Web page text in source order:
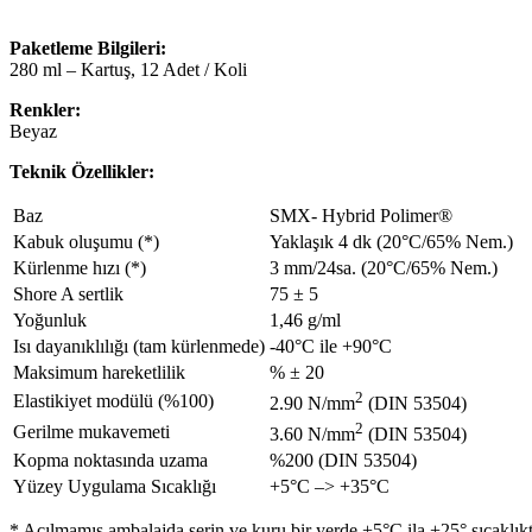
Paketleme Bilgileri:
280 ml – Kartuş, 12 Adet / Koli
Renkler:
Beyaz
Teknik Özellikler:
Baz
SMX- Hybrid Polimer®
Kabuk oluşumu (*)
Yaklaşık 4 dk (20°C/65% Nem.)
Kürlenme hızı (*)
3 mm/24sa. (20°C/65% Nem.)
Shore A sertlik
75 ± 5
Yoğunluk
1,46 g/ml
Isı dayanıklılığı (tam kürlenmede) -40°C ile +90°C
Maksimum hareketlilik
% ± 20
Elastikiyet modülü (%100)
2.90 N/mm2 (DIN 53504)
Gerilme mukavemeti
3.60 N/mm2 (DIN 53504)
Kopma noktasında uzama
%200 (DIN 53504)
Yüzey Uygulama Sıcaklığı
+5°C –> +35°C